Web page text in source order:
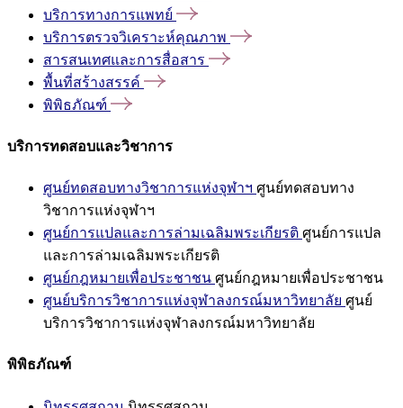
บริการทางการแพทย์
บริการตรวจวิเคราะห์คุณภาพ
สารสนเทศและการสื่อสาร
พื้นที่สร้างสรรค์
พิพิธภัณฑ์
บริการทดสอบและวิชาการ
ศูนย์ทดสอบทางวิชาการแห่งจุฬาฯ ศูนย์ทดสอบทาง
วิชาการแห่งจุฬาฯ
ศูนย์การแปลและการล่ามเฉลิมพระเกียรติ ศูนย์การแปล
และการล่ามเฉลิมพระเกียรติ
ศูนย์กฎหมายเพื่อประชาชน ศูนย์กฎหมายเพื่อประชาชน
ศูนย์บริการวิชาการแห่งจุฬาลงกรณ์มหาวิทยาลัย ศูนย์
บริการวิชาการแห่งจุฬาลงกรณ์มหาวิทยาลัย
พิพิธภัณฑ์